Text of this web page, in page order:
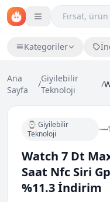
Kategoriler
Ana
Sayfa
/
Giyilebilir
Teknoloji
/
⌚ Giyilebilir
Teknoloji
Watch 7 Dt
Saat Nfc Siri
%11.3 İndirim